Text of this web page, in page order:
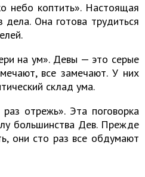
небо коптить». Настоящая
Она готова трудиться
на ум». Девы — это серые
все замечают. У них
склад ума.
отрежь». Эта поговорка
большинства Дев. Прежде
они сто раз все обдумают